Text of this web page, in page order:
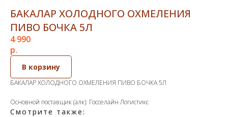
БАКАЛАР ХОЛОДНОГО ОХМЕЛЕНИЯ
ПИВО БОЧКА 5Л
4 990
р.
В корзину
БАКАЛАР ХОЛОДНОГО ОХМЕЛЕНИЯ ПИВО БОЧКА 5Л
Основной поставщик (алк): Госселайн Логистикс
Смотрите также: